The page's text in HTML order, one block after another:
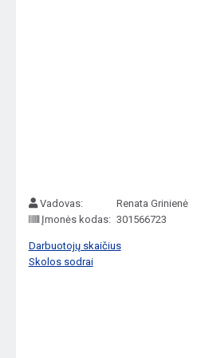
Vadovas:
Renata Grinienė
Įmonės kodas: 301566723
Darbuotojų skaičius
Skolos sodrai